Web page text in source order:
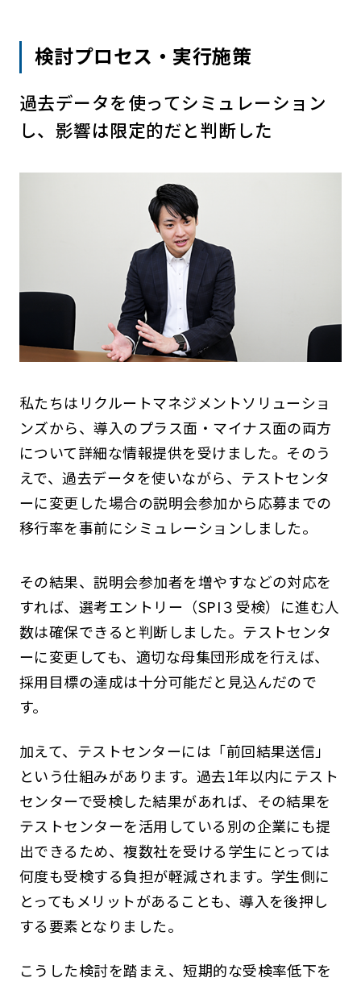
検討プロセス・実行施策
過去データを使ってシミュレーション
し、影響は限定的だと判断した
私たちはリクルートマネジメントソリューショ
ンズから、導入のプラス面・マイナス面の両方
について詳細な情報提供を受けました。そのう
えで、過去データを使いながら、テストセンタ
ーに変更した場合の説明会参加から応募までの
移行率を事前にシミュレーションしました。
その結果、説明会参加者を増やすなどの対応を
すれば、選考エントリー（SPI３受検）に進む人
数は確保できると判断しました。テストセンタ
ーに変更しても、適切な母集団形成を行えば、
採用目標の達成は十分可能だと見込んだので
す。
加えて、テストセンターには「前回結果送信」
という仕組みがあります。過去1年以内にテスト
センターで受検した結果があれば、その結果を
テストセンターを活用している別の企業にも提
出できるため、複数社を受ける学生にとっては
何度も受検する負担が軽減されます。学生側に
とってもメリットがあることも、導入を後押し
する要素となりました。
こうした検討を踏まえ、短期的な受検率低下を